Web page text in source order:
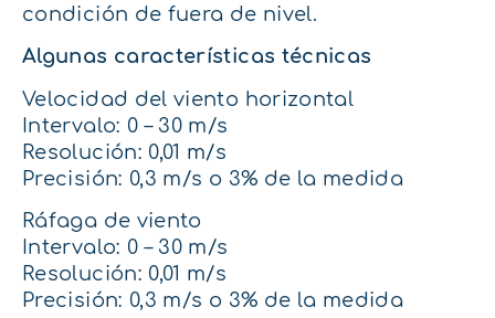
condición de fuera de nivel.
Algunas características técnicas
Velocidad del viento horizontal
Intervalo: 0 – 30 m/s
Resolución: 0,01 m/s
Precisión: 0,3 m/s o 3% de la medida
Ráfaga de viento
Intervalo: 0 – 30 m/s
Resolución: 0,01 m/s
Precisión: 0,3 m/s o 3% de la medida